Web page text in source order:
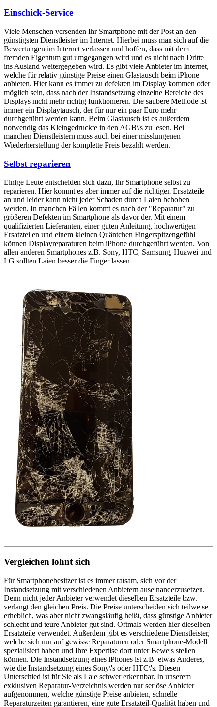
Einschick-Service
Viele Menschen versenden Ihr Smartphone mit der Post an den
günstigsten Dienstleister im Internet. Hierbei muss man sich auf die
Bewertungen im Internet verlassen und hoffen, dass mit dem
fremden Eigentum gut umgegangen wird und es nicht nach Dritte
ins Ausland weitergegeben wird. Es gibt viele Anbieter im Internet,
welche für relativ günstige Preise einen Glastausch beim iPhone
anbieten. Hier kann es immer zu defekten im Display kommen oder
möglich sein, dass nach der Instandsetzung einzelne Bereiche des
Displays nicht mehr richtig funktionieren. Die saubere Methode ist
immer ein Displaytausch, der für nur ein paar Euro mehr
durchgeführt werden kann. Beim Glastausch ist es außerdem
notwendig das Kleingedruckte in den AGB\'s zu lesen. Bei
manchen Dienstleistern muss auch bei einer misslungenen
Wiederherstellung der komplette Preis bezahlt werden.
Selbst reparieren
Einige Leute entscheiden sich dazu, ihr Smartphone selbst zu
reparieren. Hier kommt es aber immer auf die richtigen Ersatzteile
an und leider kann nicht jeder Schaden durch Laien behoben
werden. In manchen Fällen kommt es nach der "Reparatur" zu
größeren Defekten im Smartphone als davor der. Mit einem
qualifizierten Lieferanten, einer guten Anleitung, hochwertigen
Ersatzteilen und einem kleinen Quäntchen Fingerspitzengefühl
können Displayreparaturen beim iPhone durchgeführt werden. Von
allen anderen Smartphones z.B. Sony, HTC, Samsung, Huawei und
LG sollten Laien besser die Finger lassen.
Vergleichen lohnt sich
Für Smartphonebesitzer ist es immer ratsam, sich vor der
Instandsetzung mit verschiedenen Anbietern auseinanderzusetzen.
Denn nicht jeder Anbieter verwendet dieselben Ersatzteile bzw.
verlangt den gleichen Preis. Die Preise unterscheiden sich teilweise
erheblich, was aber nicht zwangsläufig heißt, dass günstige Anbieter
schlecht und teure Anbieter gut sind. Oftmals werden hier dieselben
Ersatzteile verwendet. Außerdem gibt es verschiedene Dienstleister,
welche sich nur auf gewisse Reparaturen oder Smartphone-Modell
spezialisiert haben und Ihre Expertise dort unter Beweis stellen
können. Die Instandsetzung eines iPhones ist z.B. etwas Anderes,
wie die Instandsetzung eines Sony\'s oder HTC\'s. Diesen
Unterschied ist für Sie als Laie schwer erkennbar. In unserem
exklusiven Reparatur-Verzeichnis werden nur seriöse Anbieter
aufgenommen, welche günstige Preise anbieten, schnelle
Reparaturzeiten garantieren, eine gute Ersatzteil-Qualität haben und